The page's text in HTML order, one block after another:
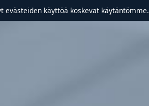
evästeiden käyttöä koskevat käytäntömme.